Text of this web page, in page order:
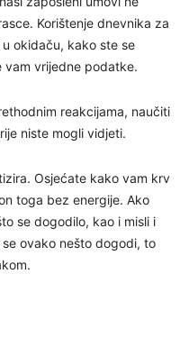
Korištenje dnevnika za
okidaču, kako ste se
vam vrijedne podatke.
reakcijama, naučiti
niste mogli vidjeti.
Osjećate kako vam krv
toga bez energije. Ako
se dogodilo, kao i misli i
ovako nešto dogodi, to